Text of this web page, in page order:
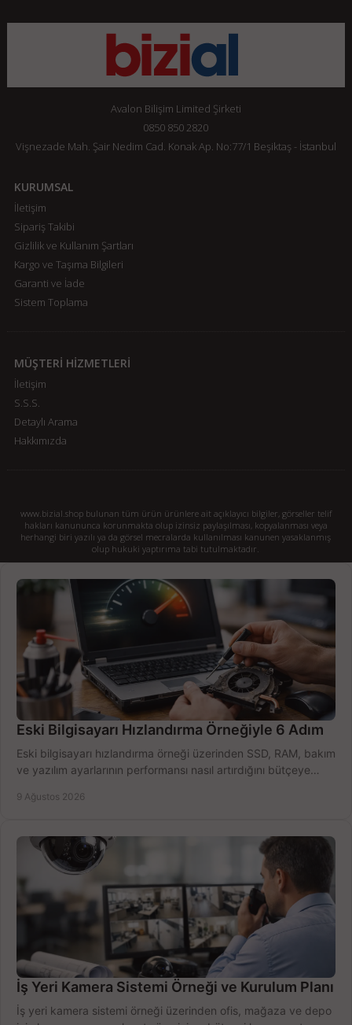
Avalon Bilişim Limited Şirketi
0850 850 2820
Vişnezade Mah. Şair Nedim Cad. Konak Ap. No:77/1 Beşiktaş - İstanbul
KURUMSAL
İletişim
Sipariş Takibi
Gizlilik ve Kullanım Şartları
Kargo ve Taşıma Bilgileri
Garanti ve İade
Sistem Toplama
MÜŞTERİ HİZMETLERİ
İletişim
S.S.S.
Detaylı Arama
Hakkımızda
www.bizial.shop bulunan tüm ürün ürünlere ait açıklayıcı bilgiler, görseller telif
hakları kanununca korunmakta olup izinsiz paylaşılması, kopyalanması veya
herhangi biri yazılı ya da görsel mecralarda kullanılması kanunen yasaklanmış
olup hukuki yaptırıma tabi tutulmaktadır.
Eski Bilgisayarı Hızlandırma Örneğiyle 6 Adım
Eski bilgisayarı hızlandırma örneği üzerinden SSD, RAM, bakım
ve yazılım ayarlarının performansı nasıl artırdığını bütçeye
9 Ağustos 2026
İş Yeri Kamera Sistemi Örneği ve Kurulum Planı
İş yeri kamera sistemi örneği üzerinden ofis, mağaza ve depo